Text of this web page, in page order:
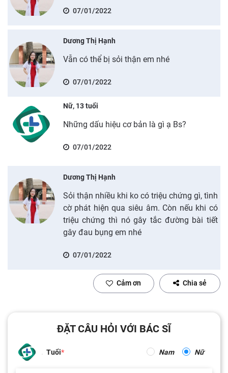
07/01/2022
Dương Thị Hạnh
Vẫn có thể bị sỏi thận em nhé
07/01/2022
Nữ, 13 tuổi
Những dấu hiệu cơ bản là gì ạ Bs?
07/01/2022
Dương Thị Hạnh
Sỏi thận nhiều khi ko có triệu chứng gì, tình
cờ phát hiện qua siêu âm. Còn nếu khi có
triệu chứng thì nó gây tắc đường bài tiết
gây đau bụng em nhé
07/01/2022
Cảm ơn Chia sẻ
ĐẶT CÂU HỎI VỚI BÁC SĨ
Tuổi Nam Nữ